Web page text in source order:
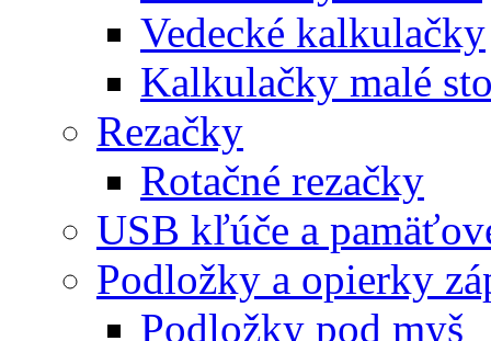
Vedecké kalkulačky
Kalkulačky malé
Rezačky
Rotačné rezačky
USB kľúče a
Podložky a opierky
Podložky pod myš